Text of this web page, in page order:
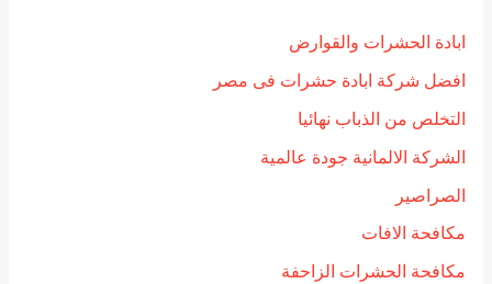
ابادة الحشرات والقوارض
افضل شركة ابادة حشرات فى مصر
التخلص من الذباب نهائيا
الشركة الالمانية جودة عالمية
الصراصير
مكافحة الافات
مكافحة الحشرات الزاحفة